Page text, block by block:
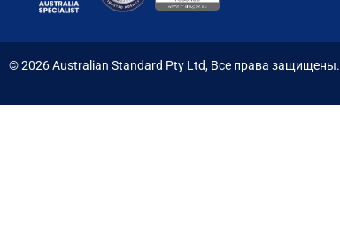
©2026Australian Standard Pty Ltd, Все права защищены.​